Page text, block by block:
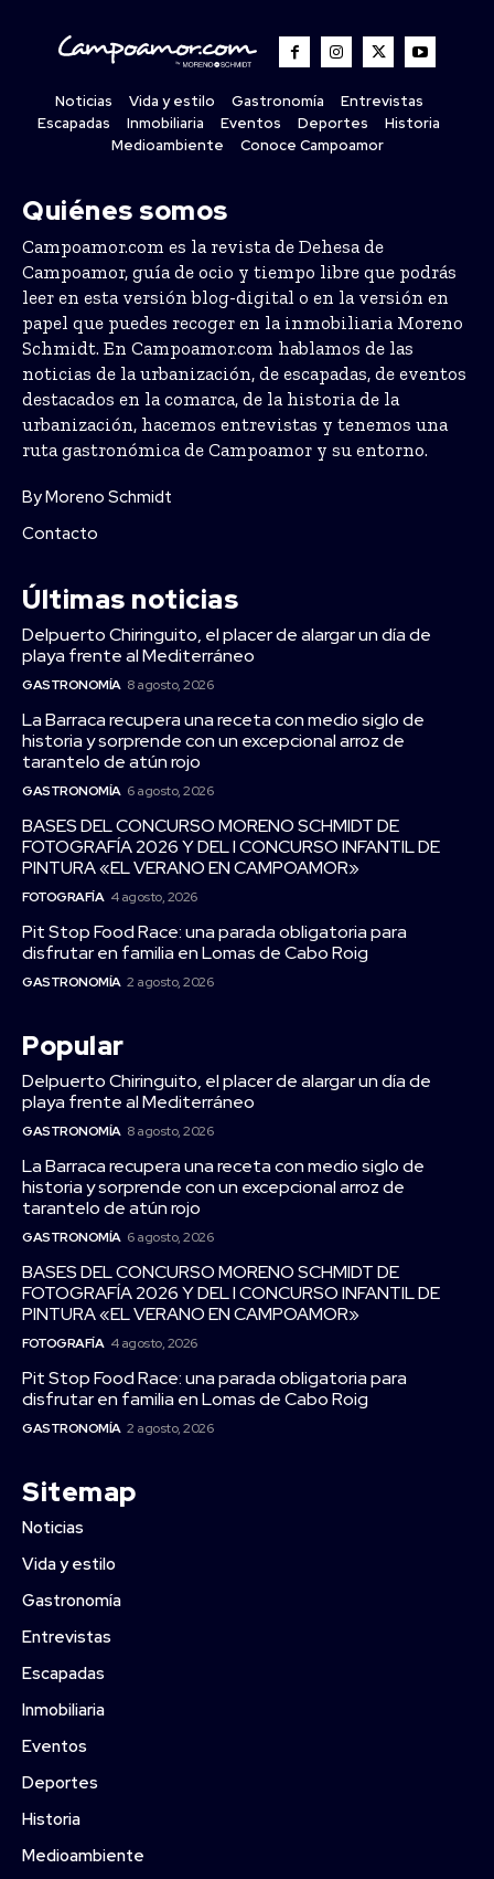
Noticias Vida y estilo Gastronomía
Entrevistas
Escapadas
Inmobiliaria Eventos Deportes
Historia
Medioambiente
Conoce Campoamor
Quiénes somos
Campoamor.com es la revista de Dehesa de
Campoamor, guía de ocio y tiempo libre que podrás
leer en esta versión blog-digital o en la versión en
papel que puedes recoger en la inmobiliaria Moreno
Schmidt. En Campoamor.com hablamos de las
noticias de la urbanización, de escapadas, de eventos
destacados en la comarca, de la historia de la
urbanización, hacemos entrevistas y tenemos una
ruta gastronómica de Campoamor y su entorno.
By Moreno Schmidt
Contacto
Últimas noticias
Delpuerto Chiringuito, el placer de alargar un día de
playa frente al Mediterráneo
GASTRONOMÍA 8 agosto, 2026
La Barraca recupera una receta con medio siglo de
historia y sorprende con un excepcional arroz de
tarantelo de atún rojo
GASTRONOMÍA 6 agosto, 2026
BASES DEL CONCURSO MORENO SCHMIDT DE
FOTOGRAFÍA 2026 Y DEL I CONCURSO INFANTIL DE
PINTURA «EL VERANO EN CAMPOAMOR»
FOTOGRAFÍA 4 agosto, 2026
Pit Stop Food Race: una parada obligatoria para
disfrutar en familia en Lomas de Cabo Roig
GASTRONOMÍA 2 agosto, 2026
Popular
Delpuerto Chiringuito, el placer de alargar un día de
playa frente al Mediterráneo
GASTRONOMÍA 8 agosto, 2026
La Barraca recupera una receta con medio siglo de
historia y sorprende con un excepcional arroz de
tarantelo de atún rojo
GASTRONOMÍA 6 agosto, 2026
BASES DEL CONCURSO MORENO SCHMIDT DE
FOTOGRAFÍA 2026 Y DEL I CONCURSO INFANTIL DE
PINTURA «EL VERANO EN CAMPOAMOR»
FOTOGRAFÍA 4 agosto, 2026
Pit Stop Food Race: una parada obligatoria para
disfrutar en familia en Lomas de Cabo Roig
GASTRONOMÍA 2 agosto, 2026
Sitemap
Noticias
Vida y estilo
Gastronomía
Entrevistas
Escapadas
Inmobiliaria
Eventos
Deportes
Historia
Medioambiente